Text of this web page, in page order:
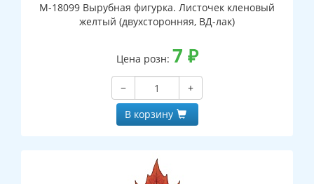
М-18099 Вырубная фигурка. Листочек кленовый
желтый (двухсторонняя, ВД-лак)
Цена розн: 7 ₽
−
+
В корзину